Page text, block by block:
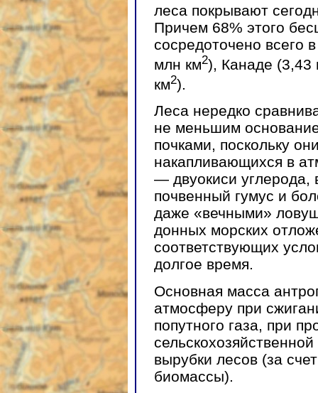
леса покрывают
Причем 68% этого
сосредоточено всего
млн км2), Канаде (3,43
км2).
Леса нередко
не меньшим
почками, поскольку
накапливающихся в
— двуокиси углерода,
почвенный гумус и
даже «вечными»
донных морских
соответствующих
долгое время.
Основная масса
атмосферу при
попутного газа, при
вырубки лесов (за
биомассы).